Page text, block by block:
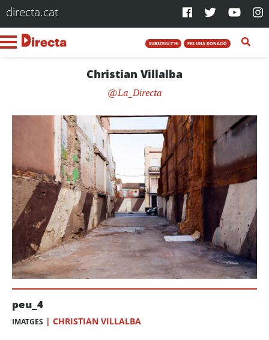
directa.cat
SUBSCRIU-T'HI FES UNA DONACIÓ
Christian Villalba
La_Directa
peu_4
IMATGES | CHRISTIAN VILLALBA